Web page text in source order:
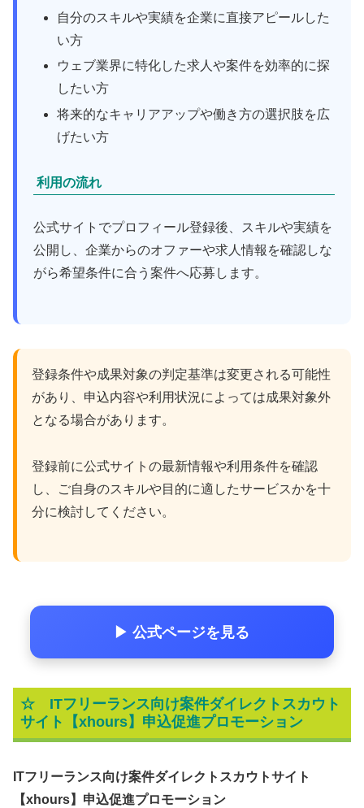
自分のスキルや実績を企業に直接アピールした
い方
ウェブ業界に特化した求人や案件を効率的に探
したい方
将来的なキャリアアップや働き方の選択肢を広
げたい方
利用の流れ
公式サイトでプロフィール登録後、スキルや実績を
公開し、企業からのオファーや求人情報を確認しな
がら希望条件に合う案件へ応募します。
登録条件や成果対象の判定基準は変更される可能性
があり、申込内容や利用状況によっては成果対象外
となる場合があります。
登録前に公式サイトの最新情報や利用条件を確認
し、ご自身のスキルや目的に適したサービスかを十
分に検討してください。
▶ 公式ページを見る
☆ ITフリーランス向け案件ダイレクトスカウト
サイト【xhours】申込促進プロモーション
ITフリーランス向け案件ダイレクトスカウトサイト
【xhours】申込促進プロモーション